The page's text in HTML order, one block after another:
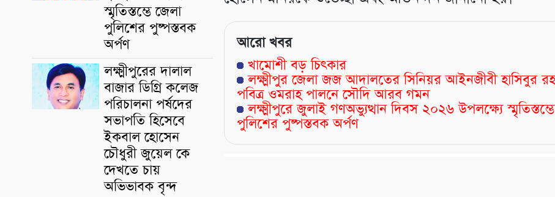
স্মৃতিস্তম্ভে জেলা
পুলিশের পুষ্পস্তবক
অর্পণ
লক্ষ্মীপুরের দালাল
বাজার ডিগ্রি কলেজ
পরিচালনা পর্ষদের
সভাপতি হিসেবে
ইকবাল হোসেন
চৌধুরী জুয়েল কে
দেখতে চায়
অভিভাবক বৃন্দ
আরো খবর
খামোশী বড় চিৎকার
লক্ষ্মীপুর জেলা জজ আদালতের সিনিয়র আইনজীবী হাসিবুর
পবিত্র ওমরাহ পালনে সৌদি আরব গমন
লক্ষ্মীপুরে জুলাই গণঅভ্যুত্থান দিবস ২০২৬ উপলক্ষ্যে
পুলিশের পুষ্পস্তবক অর্পণ